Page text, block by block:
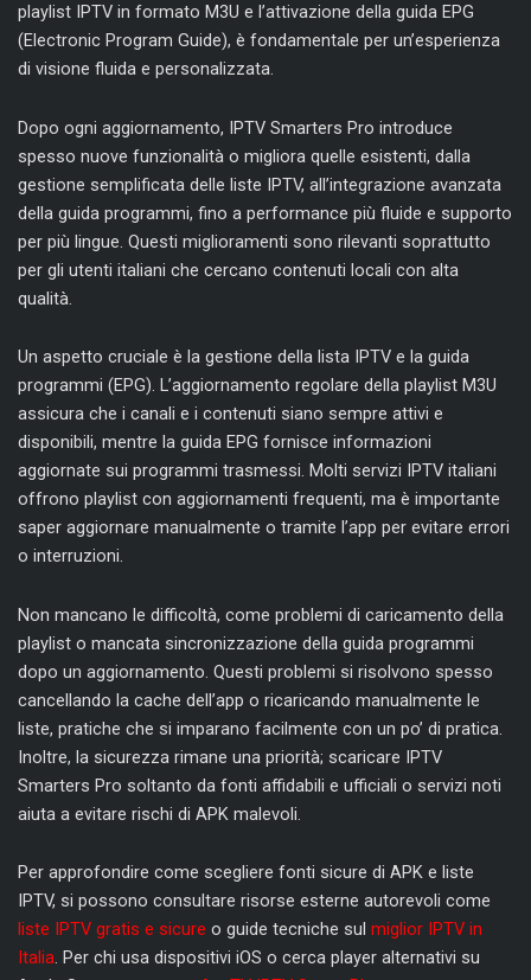
playlist IPTV in formato M3U e l’attivazione della guida EPG
(Electronic Program Guide), è fondamentale per un’esperienza
di visione fluida e personalizzata.
Dopo ogni aggiornamento, IPTV Smarters Pro introduce
spesso nuove funzionalità o migliora quelle esistenti, dalla
gestione semplificata delle liste IPTV, all’integrazione avanzata
della guida programmi, fino a performance più fluide e supporto
per più lingue. Questi miglioramenti sono rilevanti soprattutto
per gli utenti italiani che cercano contenuti locali con alta
qualità.
Un aspetto cruciale è la gestione della lista IPTV e la guida
programmi (EPG). L’aggiornamento regolare della playlist M3U
assicura che i canali e i contenuti siano sempre attivi e
disponibili, mentre la guida EPG fornisce informazioni
aggiornate sui programmi trasmessi. Molti servizi IPTV italiani
offrono playlist con aggiornamenti frequenti, ma è importante
saper aggiornare manualmente o tramite l’app per evitare errori
o interruzioni.
Non mancano le difficoltà, come problemi di caricamento della
playlist o mancata sincronizzazione della guida programmi
dopo un aggiornamento. Questi problemi si risolvono spesso
cancellando la cache dell’app o ricaricando manualmente le
liste, pratiche che si imparano facilmente con un po’ di pratica.
Inoltre, la sicurezza rimane una priorità; scaricare IPTV
Smarters Pro soltanto da fonti affidabili e ufficiali o servizi noti
aiuta a evitare rischi di APK malevoli.
Per approfondire come scegliere fonti sicure di APK e liste
IPTV, si possono consultare risorse esterne autorevoli come
liste IPTV gratis e sicure o guide tecniche sul miglior IPTV in
Italia. Per chi usa dispositivi iOS o cerca player alternativi su